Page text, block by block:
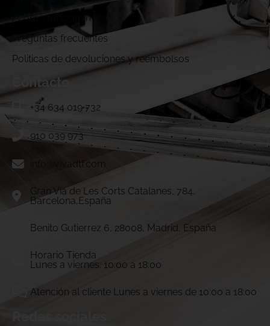
¿Cómo funcionamos?
Preguntas frecuentes
Politicas de devoluciones y reembolsos
Contacto
+34 634 019 732
910 039 973
info@vivadtf.com
Gran Vía de Les Corts Catalanes, 784.
Barcelona,España
Benito Gutierrez 6, 28008, Madrid, España
Horario Tienda
Lunes a viernes: 10:00 a 18:00
Atención al cliente Lunes a viernes de 10:00 a 18:00